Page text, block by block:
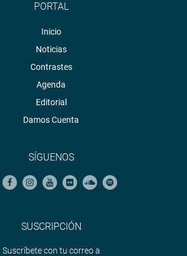
PORTAL
Inicio
Noticias
Contrastes
Agenda
Editorial
Damos Cuenta
SÍGUENOS
SUSCRIPCIÓN
Suscríbete con tu correo a